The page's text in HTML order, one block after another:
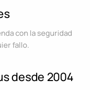
con la seguridad
fallo.
desde 2004